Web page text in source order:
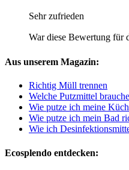
Sehr zufrieden
War diese Bewertung für
Aus unserem Magazin:
Richtig Müll trennen
Welche Putzmittel
Wie putze ich meine
Wie putze ich mein Bad
Wie ich
Ecosplendo entdecken: